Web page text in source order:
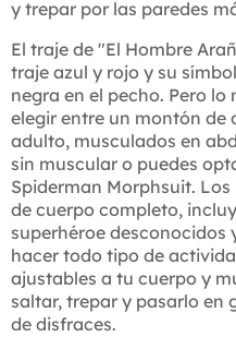
y trepar por las paredes
El traje de "El Hombre
traje azul y rojo y su
negra en el pecho. Pero lo
elegir entre un montón de
adulto, musculados en
sin muscular o puedes
Spiderman Morphsuit.
de cuerpo completo,
superhéroe desconocidos
hacer todo tipo de
ajustables a tu cuerpo y
saltar, trepar y pasarlo en
de disfraces.